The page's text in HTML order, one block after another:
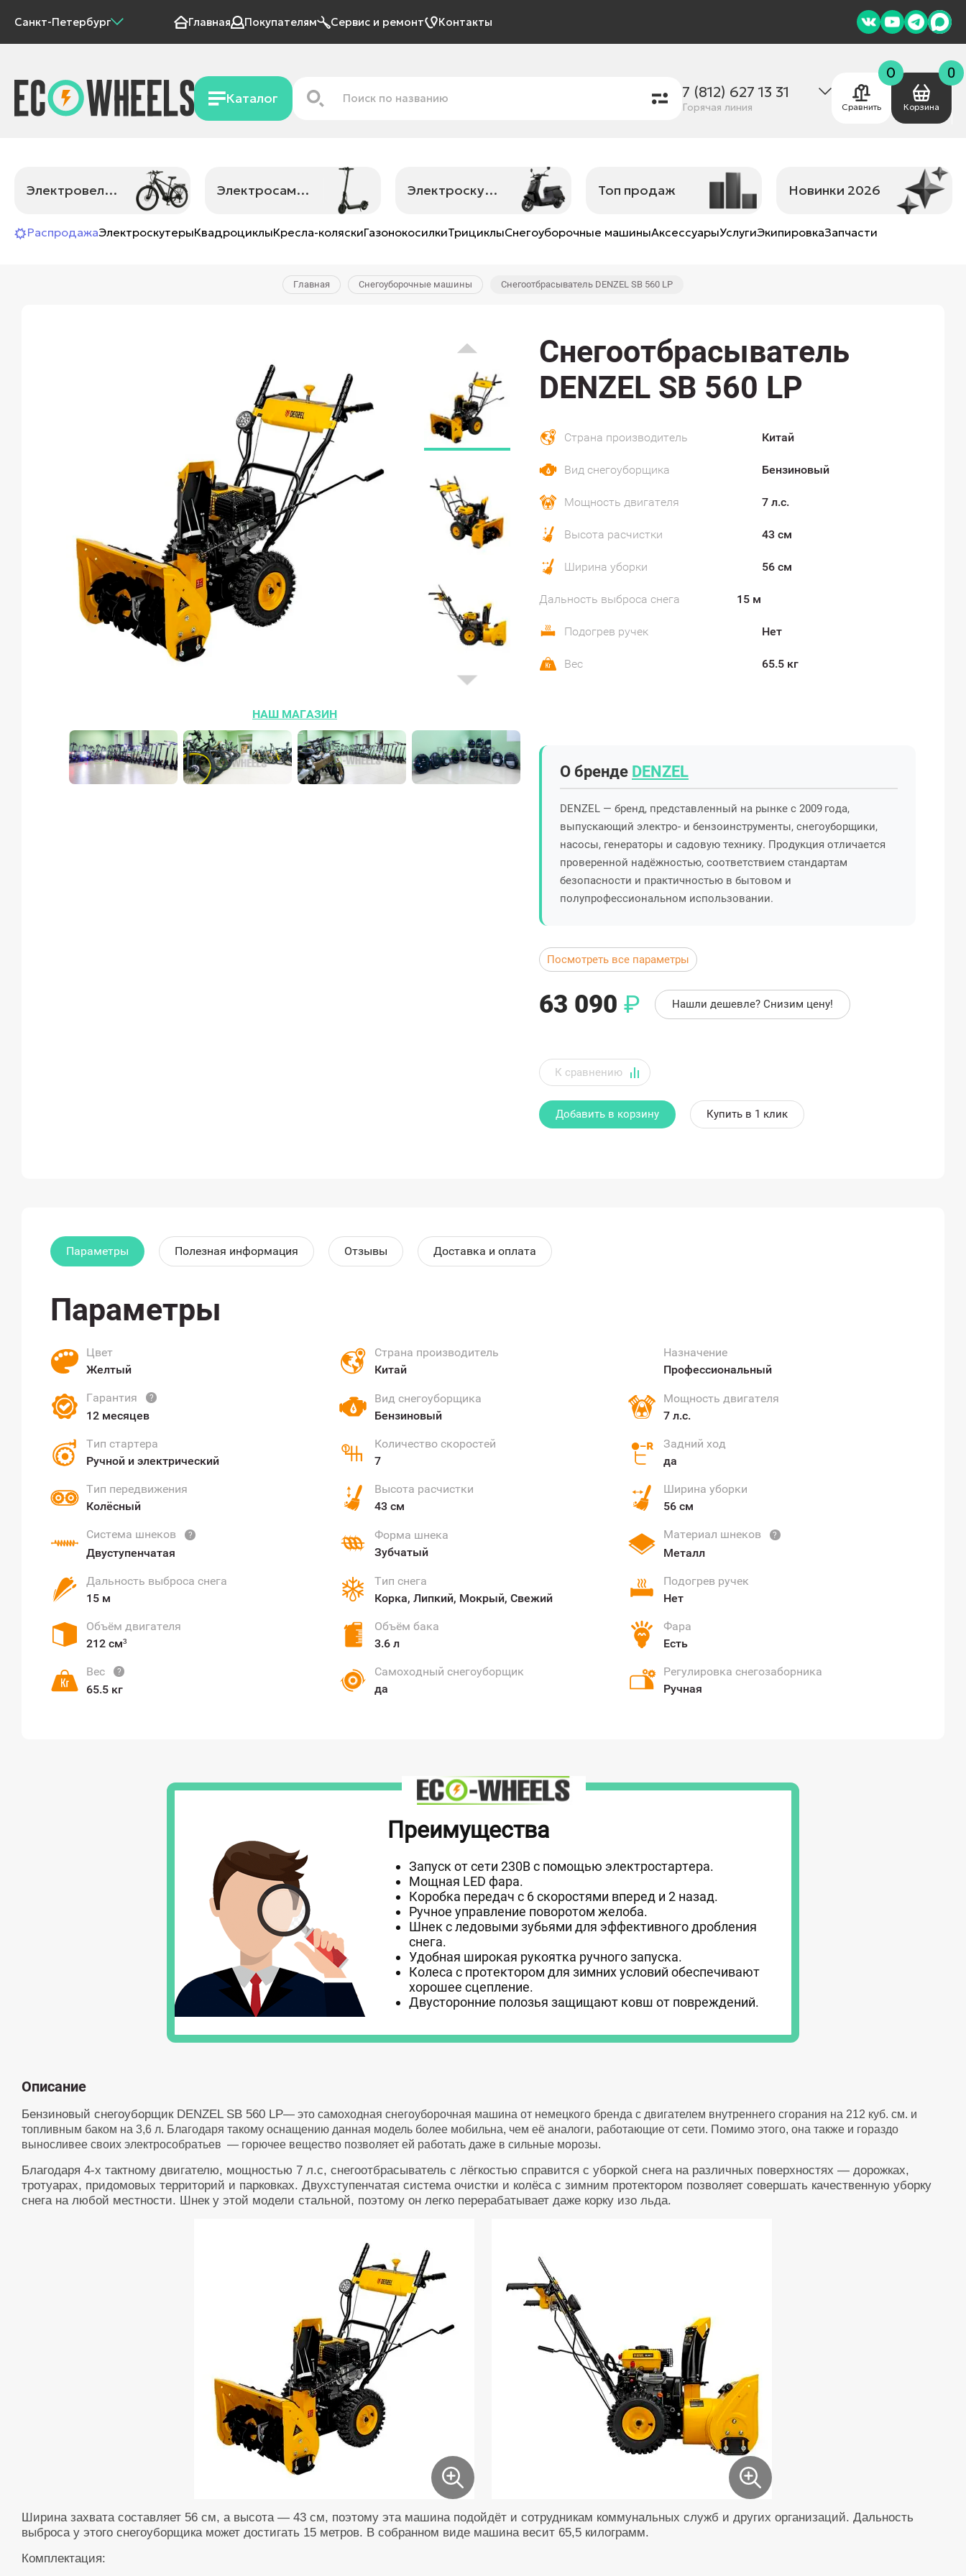
Санкт-Петербург Главная Покупателям Сервис и ремонт Контакты
Каталог 7 (812) 627 13 31
Горячая линия
0
Сравнить Корзина
0
Электровелосипеды Электросамокаты Электроскутеры Топ продаж Новинки 2026
РаспродажаЭлектроскутерыКвадроциклыКресла-коляскиГазонокосилкиТрициклыСнегоуборочные машиныАксессуарыУслугиЭкипировкаЗапчасти
Главная Снегоуборочные машины Снегоотбрасыватель DENZEL SB 560 LP
НАШ МАГАЗИН
Снегоотбрасыватель
DENZEL SB 560 LP
Страна производитель Китай
Вид снегоуборщика Бензиновый
Мощность двигателя 7 л.с.
Высота расчистки 43 см
Ширина уборки 56 см
Дальность выброса снега 15 м
Подогрев ручек Нет
Вес 65.5 кг
О бренде DENZEL
DENZEL — бренд, представленный на рынке с 2009 года,
выпускающий электро- и бензоинструменты, снегоуборщики,
насосы, генераторы и садовую технику. Продукция отличается
проверенной надёжностью, соответствием стандартам
безопасности и практичностью в бытовом и
полупрофессиональном использовании.
Посмотреть все параметры
63 090 ₽ Нашли дешевле? Снизим цену!
Добавить в корзину Купить в 1 клик
Параметры Полезная информация Отзывы Доставка и оплата
Параметры
Цвет
Желтый
Страна производитель
Китай
Назначение
Профессиональный
Гарантия ?
12 месяцев
Вид снегоуборщика
Бензиновый
Мощность двигателя
7 л.с.
Тип стартера
Ручной и электрический
Количество скоростей
7
Задний ход
да
Тип передвижения
Колёсный
Высота расчистки
43 см
Ширина уборки
56 см
Система шнеков ?
Двуступенчатая
Форма шнека
Зубчатый
Материал шнеков ?
Металл
Дальность выброса снега
15 м
Тип снега
Корка, Липкий, Мокрый, Свежий
Подогрев ручек
Нет
Объём двигателя
212 см³
Объём бака
3.6 л
Фара
Есть
Вес ?
65.5 кг
Самоходный снегоуборщик
да
Регулировка снегозаборника
Ручная
Преимущества
Запуск от сети 230В с помощью электростартера.
Мощная LED фара.
Коробка передач с 6 скоростями вперед и 2 назад.
Ручное управление поворотом желоба.
Шнек с ледовыми зубьями для эффективного дробления
снега.
Удобная широкая рукоятка ручного запуска.
Колеса с протектором для зимних условий обеспечивают
хорошее сцепление.
Двусторонние полозья защищают ковш от повреждений.
Описание
Бензиновый снегоуборщик DENZEL SB 560 LP— это самоходная снегоуборочная машина от немецкого бренда с двигателем внутреннего сгорания на 212 куб. см. и
топливным баком на 3,6 л. Благодаря такому оснащению данная модель более мобильна, чем её аналоги, работающие от сети. Помимо этого, она также и гораздо
выносливее своих электрособратьев — горючее вещество позволяет ей работать даже в сильные морозы.
Благодаря 4-х тактному двигателю, мощностью 7 л.с, снегоотбрасыватель с лёгкостью справится с уборкой снега на различных поверхностях — дорожках,
тротуарах, придомовых территорий и парковках. Двухступенчатая система очистки и колёса с зимним протектором позволяет совершать качественную уборку
снега на любой местности. Шнек у этой модели стальной, поэтому он легко перерабатывает даже корку изо льда.
Ширина захвата составляет 56 см, а высота — 43 см, поэтому эта машина подойдёт и сотрудникам коммунальных служб и других организаций. Дальность
выброса у этого снегоуборщика может достигать 15 метров. В собранном виде машина весит 65,5 килограмм.
Комплектация: